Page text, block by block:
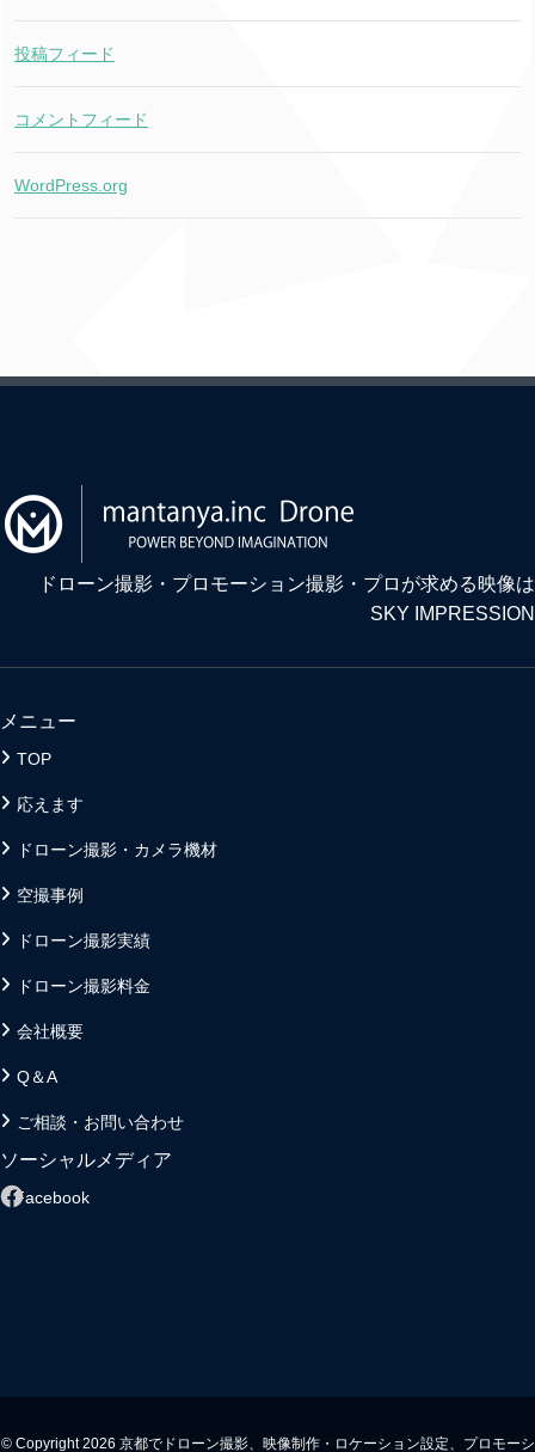
投稿フィード
コメントフィード
WordPress.org
ドローン撮影・プロモーション撮影・プロが求める映像は
SKY IMPRESSION
メニュー
TOP
応えます
ドローン撮影・カメラ機材
空撮事例
ドローン撮影実績
ドローン撮影料金
会社概要
Q＆A
ご相談・お問い合わせ
ソーシャルメディア
Facebook
© Copyright 2026 京都でドローン撮影、映像制作・ロケーション設定、プロモーシ